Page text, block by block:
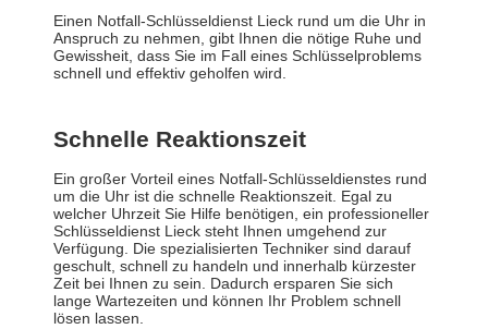
Einen Notfall-Schlüsseldienst Lieck rund um die Uhr in
Anspruch zu nehmen, gibt Ihnen die nötige Ruhe und
Gewissheit, dass Sie im Fall eines Schlüsselproblems
schnell und effektiv geholfen wird.
Schnelle Reaktionszeit
Ein großer Vorteil eines Notfall-Schlüsseldienstes rund
um die Uhr ist die schnelle Reaktionszeit. Egal zu
welcher Uhrzeit Sie Hilfe benötigen, ein professioneller
Schlüsseldienst Lieck steht Ihnen umgehend zur
Verfügung. Die spezialisierten Techniker sind darauf
geschult, schnell zu handeln und innerhalb kürzester
Zeit bei Ihnen zu sein. Dadurch ersparen Sie sich
lange Wartezeiten und können Ihr Problem schnell
lösen lassen.